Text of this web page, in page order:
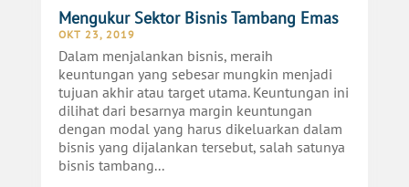
Mengukur Sektor Bisnis Tambang Emas
OKT 23, 2019
Dalam menjalankan bisnis, meraih
keuntungan yang sebesar mungkin menjadi
tujuan akhir atau target utama. Keuntungan ini
dilihat dari besarnya margin keuntungan
dengan modal yang harus dikeluarkan dalam
bisnis yang dijalankan tersebut, salah satunya
bisnis tambang...